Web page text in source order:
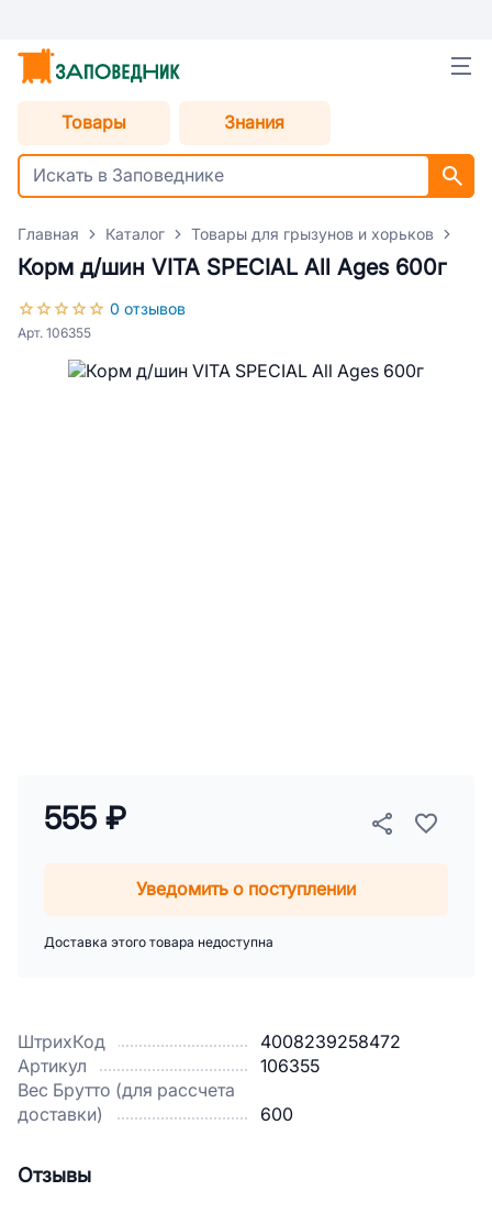
Товары Знания
Главная Каталог Товары для грызунов и хорьков
Корм д/шин VITA SPECIAL All Ages 600г
0 отзывов
Арт. 106355
ШтрихКод
4008239258472
Артикул
106355
Вес Брутто (для рассчета
доставки)
600
555 ₽
Уведомить о поступлении
Доставка этого товара недоступна
Отзывы